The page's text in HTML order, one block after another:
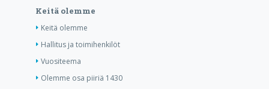
Keitä olemme
Keitä olemme
Hallitus ja toimihenkilöt
Vuositeema
Olemme osa piiriä 1430